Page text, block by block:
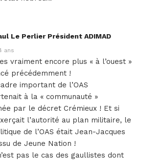
Le Perlier Président ADIMAD
ans
vraiment encore plus « à l’ouest »
précédemment !
important de l’OAS
à la « communauté »
par le décret Crémieux ! Et si
l’autorité au plan militaire, le
de l’OAS était Jean-Jacques
de Jeune Nation !
pas le cas des gaullistes dont